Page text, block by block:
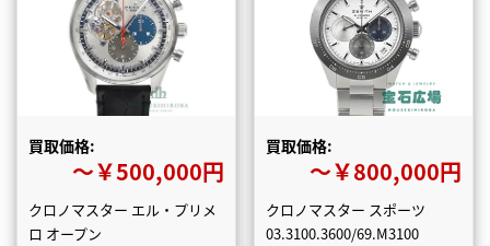
買取価格:
〜￥500,000円
クロノマスター エル・プリメ
ロ オープン
買取価格:
〜￥800,000円
クロノマスター スポーツ
03.3100.3600/69.M3100